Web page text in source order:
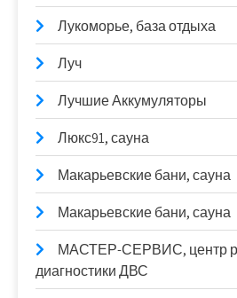
Лукоморье, база отдыха
Луч
Лучшие Аккумуляторы
Люкс91, сауна
Макарьевские бани, сауна
Макарьевские бани, сауна
МАСТЕР-СЕРВИС, центр
диагностики ДВС